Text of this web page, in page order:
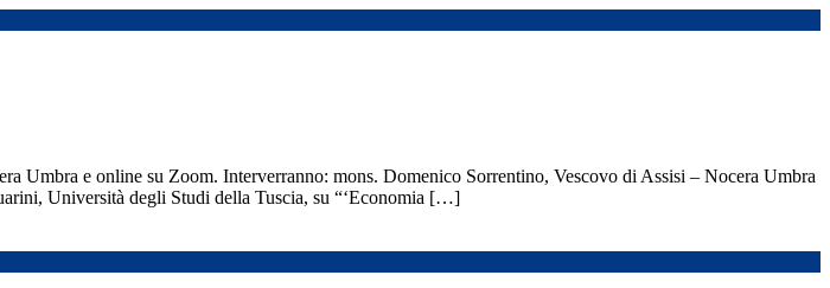
Umbra e online su Zoom. Interverranno: mons. Domenico Sorrentino, Vescovo di Assisi – Nocera Umbra
Università degli Studi della Tuscia, su “‘Economia […]